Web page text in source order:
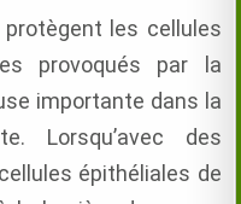
les cellules
provoqués par la
importante dans la
Lorsqu’avec des
épithéliales de